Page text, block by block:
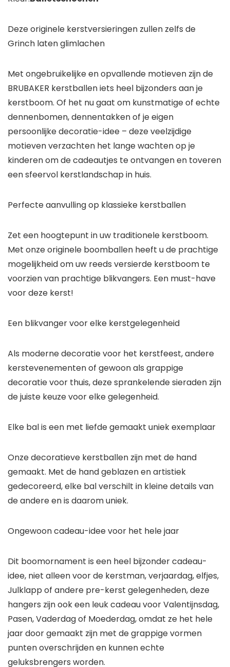
Deze originele kerstversieringen zullen zelfs de
Grinch laten glimlachen
Met ongebruikelijke en opvallende motieven zijn de
BRUBAKER kerstballen iets heel bijzonders aan je
kerstboom. Of het nu gaat om kunstmatige of echte
dennenbomen, dennentakken of je eigen
persoonlijke decoratie-idee – deze veelzijdige
motieven verzachten het lange wachten op je
kinderen om de cadeautjes te ontvangen en toveren
een sfeervol kerstlandschap in huis.
Perfecte aanvulling op klassieke kerstballen
Zet een hoogtepunt in uw traditionele kerstboom.
Met onze originele boomballen heeft u de prachtige
mogelijkheid om uw reeds versierde kerstboom te
voorzien van prachtige blikvangers. Een must-have
voor deze kerst!
Een blikvanger voor elke kerstgelegenheid
Als moderne decoratie voor het kerstfeest, andere
kerstevenementen of gewoon als grappige
decoratie voor thuis, deze sprankelende sieraden zijn
de juiste keuze voor elke gelegenheid.
Elke bal is een met liefde gemaakt uniek exemplaar
Onze decoratieve kerstballen zijn met de hand
gemaakt. Met de hand geblazen en artistiek
gedecoreerd, elke bal verschilt in kleine details van
de andere en is daarom uniek.
Ongewoon cadeau-idee voor het hele jaar
Dit boomornament is een heel bijzonder cadeau-
idee, niet alleen voor de kerstman, verjaardag, elfjes,
Julklapp of andere pre-kerst gelegenheden, deze
hangers zijn ook een leuk cadeau voor Valentijnsdag,
Pasen, Vaderdag of Moederdag, omdat ze het hele
jaar door gemaakt zijn met de grappige vormen
punten overschrijden en kunnen echte
geluksbrengers worden.